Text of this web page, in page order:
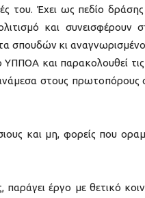
του. Έχει ως πεδίο
και συνεισφέρουν
κι
και παρακολουθεί
στους
και μη, φορείς που
παράγει έργο με θετικό